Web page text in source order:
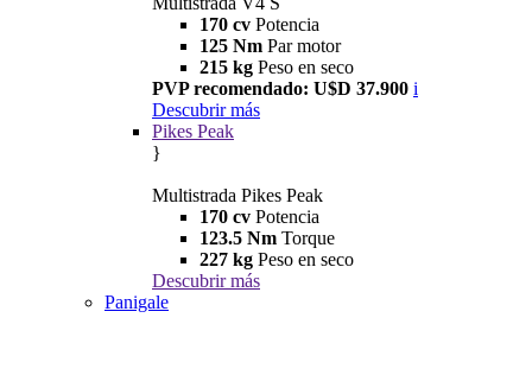
170 cv Potencia
125 Nm Par motor
215 kg Peso en seco
PVP recomendado: U$D 37.900 i
Descubrir más
Pikes Peak
}
Multistrada Pikes Peak
170 cv Potencia
123.5 Nm Torque
227 kg Peso en seco
Descubrir más
Panigale